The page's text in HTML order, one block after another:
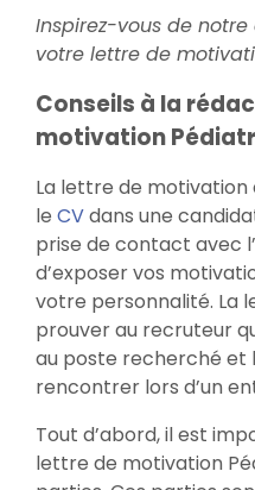
Inspirez-vous de
votre lettre de
Conseils à la
motivation
La lettre de
le CVdans une
prise de contact avec
d’exposer vos
votre personnalité. La
prouver au recruteur
au poste recherché et
rencontrer lors d’un
Tout d’abord, il est
lettre de motivation